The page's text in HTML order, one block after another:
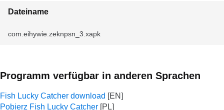
Dateiname
com.eihywie.zeknpsn_3.xapk
Programm verfügbar in anderen Sprachen
Fish Lucky Catcher download
Pobierz Fish Lucky Catcher